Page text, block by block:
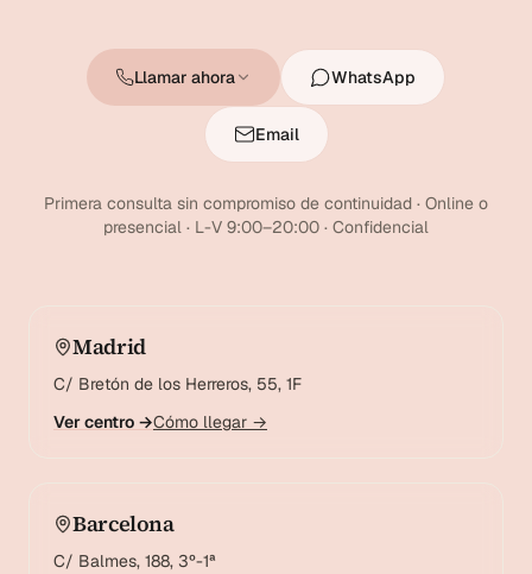
Llamar ahora WhatsApp
Email
Primera consulta sin compromiso de continuidad · Online o
presencial · L-V 9:00–20:00 · Confidencial
Madrid
C/ Bretón de los Herreros, 55, 1F
Ver centro →Cómo llegar →
Barcelona
C/ Balmes, 188, 3º-1ª